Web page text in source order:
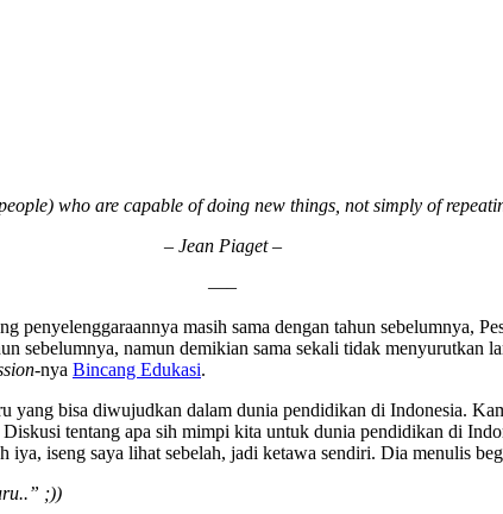
who are capable of doing new things, not simply of
– Jean Piaget –
—–
penyelenggaraannya masih sama dengan tahun sebelumnya,
sebelumnya, namun demikian sama sekali tidak menyurutkan
-nya Bincang Edukasi.
yang bisa diwujudkan dalam dunia pendidikan di Indonesia.
tentang apa sih mimpi kita untuk dunia pendidikan di
iseng saya lihat sebelah, jadi ketawa sendiri. Dia menulis
;))